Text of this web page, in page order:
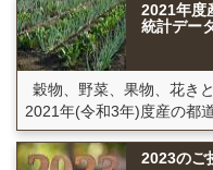
2021年度
統計デー
穀物、野菜、果物、花き
2021年(令和3年)度産の都
2023のご